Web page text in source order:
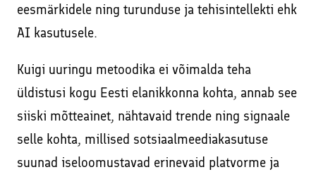
SEO – kodulehe otsimootoritele optimeerimine
Sisuturundus ja sisuloome
Google Ads reklaami haldamine ja konsultatsioonid
Interneti turvalisuse ja veibi loengud koolides
Lisateenused läbi koostööpartnerite
Sooduskoodid ja -pakkumised koostööpartneritelt!
Veebikoolitus – SEO, sisuturundus ja -loome
Koolitaja Maido Mesipuu
Interneti turvalisuse ja veibi loengud koolides
eesmärkidele ning turunduse ja tehisintellekti ehk
AI kasutusele.
Kuigi uuringu metoodika ei võimalda teha
üldistusi kogu Eesti elanikkonna kohta, annab see
siiski mõtteainet, nähtavaid trende ning signaale
selle kohta, millised sotsiaalmeediakasutuse
suunad iseloomustavad erinevaid platvorme ja